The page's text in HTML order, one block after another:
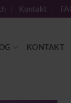
Kontakt
KONTAKT